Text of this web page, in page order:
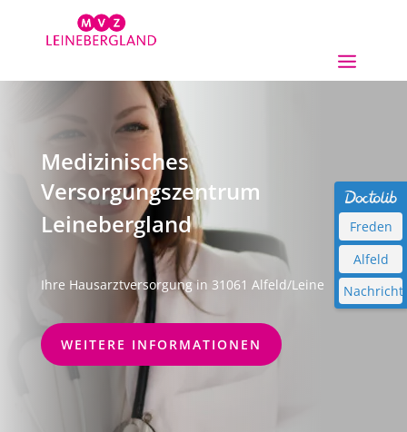
Medizinisches
Versorgungs­zentrum
Leinebergland
Ihre Hausarztversorgung in 31061 Alfeld/Leine
WEITERE INFORMATIONEN
Freden
Alfeld
Nachricht